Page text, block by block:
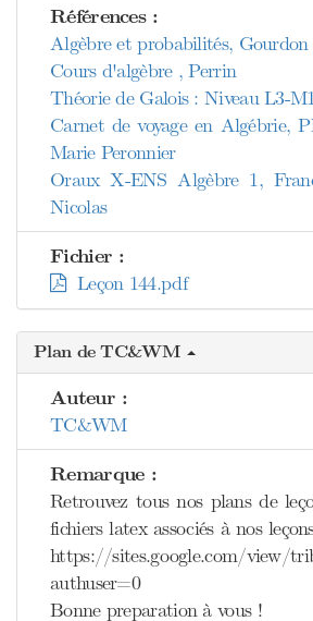
Références :
Algèbre et probabilités, Gourdon
Cours d'algèbre , Perrin
Théorie de Galois : Niveau L3-
Carnet de voyage en Algébrie,
Marie Peronnier
Oraux X-ENS Algèbre 1,
Nicolas
Fichier :
Leçon 144.pdf
Plan de TC&WM
Auteur :
TC&WM
Remarque :
Retrouvez tous nos plans de
fichiers latex associés à nos
https://sites.google.com/view/
authuser=0
Bonne preparation à vous !